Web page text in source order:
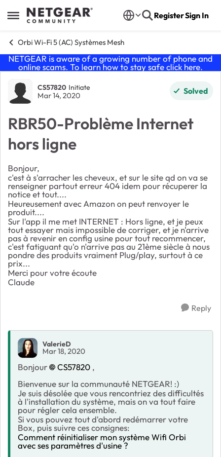
Open Side Menu
Skip to content RegisterSign In
Orbi Wi-Fi 5 (AC) Systèmes Mesh
NETGEAR is aware of a growing number of phone and
online scams. To learn how to stay safe click here.
Forum Discussion
CS57820 Initiate
Mar 14, 2020 Solved
RBR50-Problème Internet
hors ligne
Bonjour,
c'est à s'arracher les cheveux, et sur le site qd on va se
renseigner partout erreur 404 idem pour récuperer la
notice et tout....
Heureusement avec Amazon on peut renvoyer le
produit....
Sur l'app il me met INTERNET : Hors ligne, et je peux
tout essayer mais impossible de corriger, et je n'arrive
pas à revenir en config usine pour tout recommencer,
c'est fatiguant qu'o n'arrive pas au 21ème siècle à nous
pondre des produits vraiment Plug/play, surtout à ce
prix...
Merci pour votre écoute
Claude
Reply
ValerieD
Mar 18, 2020
Bonjour CS57820 ,
Bienvenue sur la communauté NETGEAR! :)
Je suis désolée que vous rencontriez des difficultés
à l'installation du système, mais on va tout faire
pour régler cela ensemble.
Si vous pouvez tout d'abord redémarrer votre
Box, puis suivre ces consignes:
Comment réinitialiser mon système Wifi Orbi
avec ses paramètres d'usine ?